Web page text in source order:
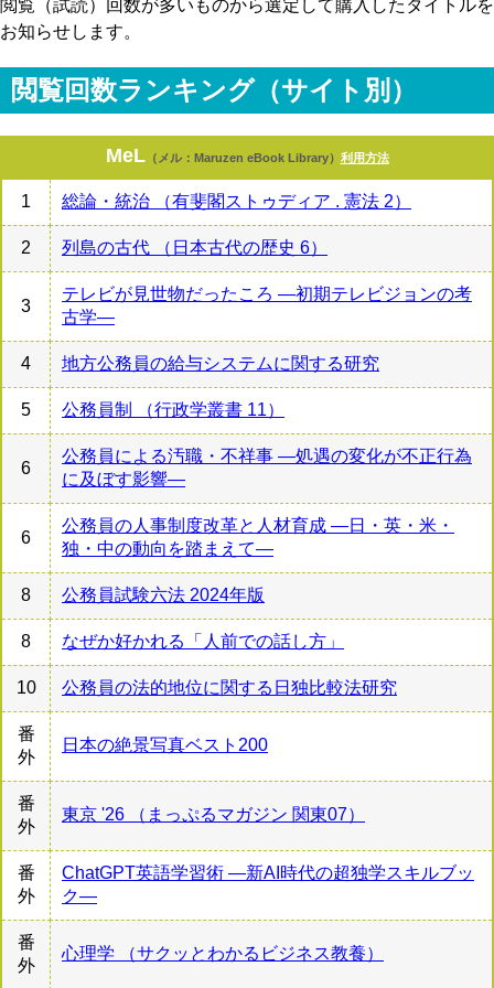
閲覧（試読）回数が多いものから選定して購入したタイトルを
お知らせします。
閲覧回数ランキング（サイト別）
MeL（メル：Maruzen eBook Library） 利用方法
1 総論・統治 （有斐閣ストゥディア . 憲法 2）
2 列島の古代 （日本古代の歴史 6）
3
テレビが見世物だったころ ―初期テレビジョンの考
古学―
4 地方公務員の給与システムに関する研究
5 公務員制 （行政学叢書 11）
6
公務員による汚職・不祥事 ―処遇の変化が不正行為
に及ぼす影響―
6
公務員の人事制度改革と人材育成 ―日・英・米・
独・中の動向を踏まえて―
8 公務員試験六法 2024年版
8 なぜか好かれる「人前での話し方」
10 公務員の法的地位に関する日独比較法研究
番
外
日本の絶景写真ベスト200
番
外
東京 '26 （まっぷるマガジン 関東07）
番
外
ChatGPT英語学習術 ―新AI時代の超独学スキルブッ
ク―
番
外
心理学 （サクッとわかるビジネス教養）